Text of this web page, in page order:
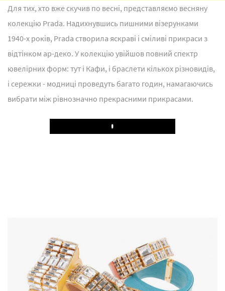
Для тих, хто вже скучив по весні, представляємо весняну
колекцію Prada. Надихнувшись пишними візерунками
1940-х років, Prada створила яскраві і сміливі прикраси з
відтінком ар-деко. У колекцію увійшов повний спектр
ювелірних форм: тут і Кафи, і браслети кількох різновидів,
і сережки - модниці проведуть багато годин, намагаючись
вибрати між рівнозначно прекрасними прикрасами.
Play